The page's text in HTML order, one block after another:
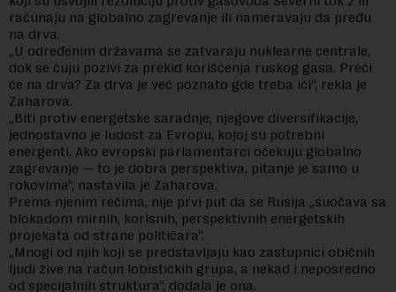
računaju na globalno zagrevanje ili nameravaju da pređu
na drva.
„U određenim državama se zatvaraju nuklearne centrale,
dok se čuju pozivi za prekid korišćenja ruskog gasa. Preći
će na drva? Za drva je već poznato gde treba ići“, rekla je
Zaharova.
„Biti protiv energetske saradnje, njegove diversifikacije,
jednostavno je ludost za Evropu, kojoj su potrebni
energenti. Ako evropski parlamentarci očekuju globalno
zagrevanje — to je dobra perspektiva, pitanje je samo u
rokovima“, nastavila je Zaharova.
Prema njenim rečima, nije prvi put da se Rusija „suočava sa
blokadom mirnih, korisnih, perspektivnih energetskih
projekata od strane političara“.
„Mnogi od njih koji se predstavljaju kao zastupnici običnih
ljudi žive na račun lobističkih grupa, a nekad i neposredno
od specijalnih struktura“, dodala je ona.